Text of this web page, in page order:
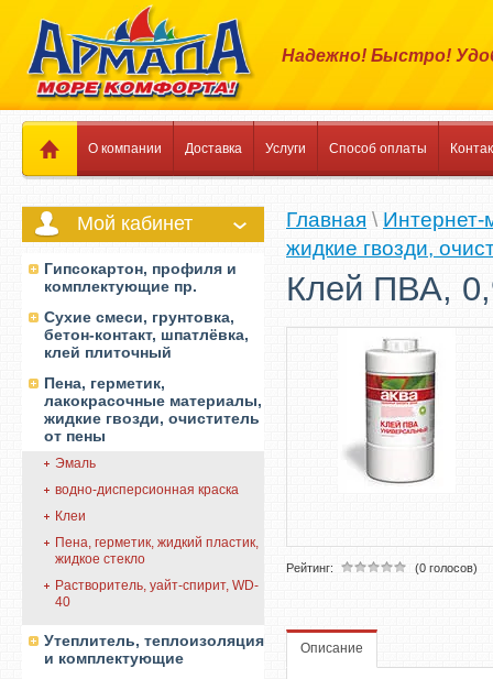
Надежно! Быстро!
О компании Доставка Услуги Способ оплаты
Мой кабинет
Гипсокартон, профиля и
комплектующие пр.
Сухие смеси, грунтовка,
бетон-контакт, шпатлёвка,
клей плиточный
Пена, герметик,
лакокрасочные материалы,
жидкие гвозди, очиститель
от пены
Эмаль
водно-дисперсионная краска
Клеи
Пена, герметик, жидкий пластик,
жидкое стекло
Растворитель, уайт-спирит, WD-
40
Утеплитель, теплоизоляция
и комплектующие
Главная \ Интернет-
жидкие гвозди,
Клей ПВА,
Рейтинг: (0 голосов)
Описание